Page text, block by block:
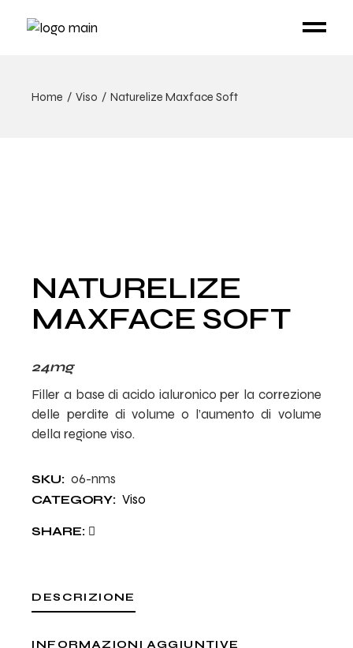
Home Viso Naturelize Maxface Soft
NATURELIZE
MAXFACE SOFT
24mg
Filler a base di acido ialuronico per la correzione
delle perdite di volume o l’aumento di volume
della regione viso.
SKU: 06-nms
CATEGORY: Viso
SHARE:
DESCRIZIONE
INFORMAZIONI AGGIUNTIVE